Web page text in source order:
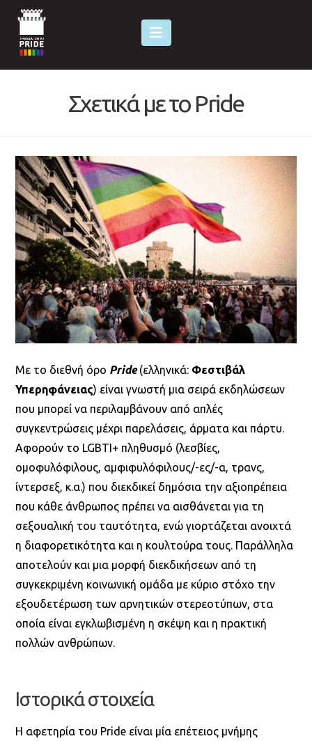
Navigation
Σχετικά με το Pride
Με το διεθνή όρο Pride(ελληνικά: Φεστιβάλ
Υπερηφάνειας) είναι γνωστή μια σειρά εκδηλώσεων
που μπορεί να περιλαμβάνουν από απλές
συγκεντρώσεις μέχρι παρελάσεις, άρματα και πάρτυ.
Αφορούν το LGBTI+ πληθυσμό (λεσβίες,
ομοφυλόφιλους, αμφιφυλόφιλους/-ες/-α, τρανς,
ίντερσεξ, κ.α.) που διεκδικεί δημόσια την αξιοπρέπεια
που κάθε άνθρωπος πρέπει να αισθάνεται για τη
σεξουαλική του ταυτότητα, ενώ γιορτάζεται ανοιχτά
η διαφορετικότητα και η κουλτούρα τους. Παράλληλα
αποτελούν και μια μορφή διεκδικήσεων από τη
συγκεκριμένη κοινωνική ομάδα με κύριο στόχο την
εξουδετέρωση των αρνητικών στερεοτύπων, στα
οποία είναι εγκλωβισμένη η σκέψη και η πρακτική
πολλών ανθρώπων.
Ιστορικά στοιχεία
Η αφετηρία του Pride είναι μία επέτειος μνήμης